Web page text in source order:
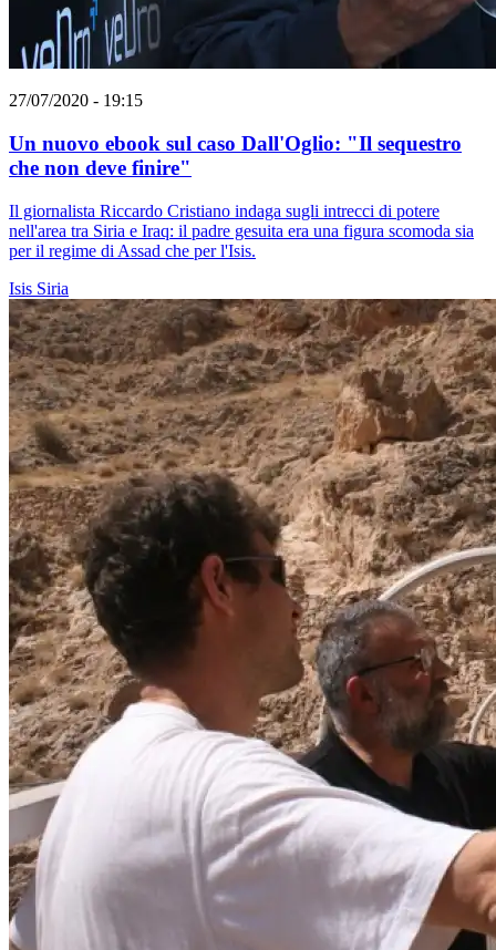
27/07/2020 - 19:15
Un nuovo ebook sul caso Dall'Oglio: "Il sequestro
che non deve finire"
Il giornalista Riccardo Cristiano indaga sugli intrecci di potere
nell'area tra Siria e Iraq: il padre gesuita era una figura scomoda sia
per il regime di Assad che per l'Isis.
Isis Siria